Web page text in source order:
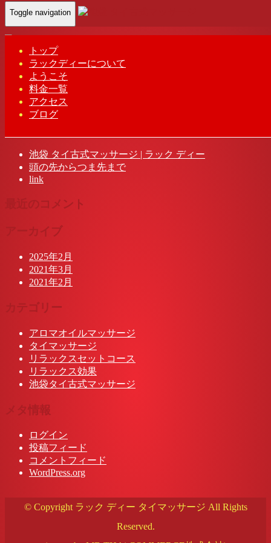
Toggle navigation
トップ
ラックディーについて
ようこそ
料金一覧
アクセス
ブログ
Home-リサ(…
リサ(Lisa)ラック ディー タイ古式マッサージ | 池袋
池袋 タイ古式マッサージ | ラック ディー
頭の先からつま先まで
link
最近のコメント
アーカイブ
2025年2月
2021年3月
2021年2月
カテゴリー
アロマオイルマッサージ
タイマッサージ
リラックスセットコース
リラックス効果
池袋タイ古式マッサージ
メタ情報
ログイン
投稿フィード
コメントフィード
WordPress.org
© Copyright ラック ディー タイマッサージ All Rights
Reserved.